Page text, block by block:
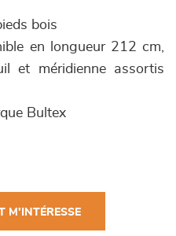
bois
en longueur 212 cm,
et méridienne assortis
Bultex
M'INTÉRESSE